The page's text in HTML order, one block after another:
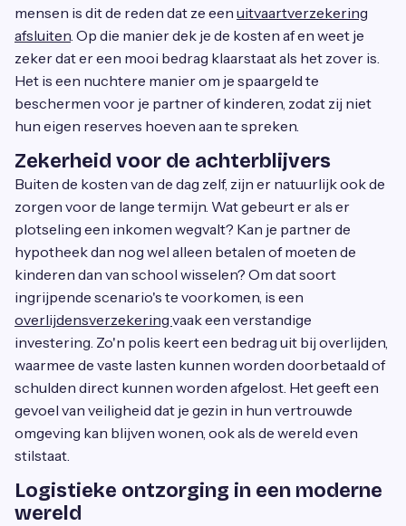
mensen is dit de reden dat ze een uitvaartverzekering
afsluiten. Op die manier dek je de kosten af en weet je
zeker dat er een mooi bedrag klaarstaat als het zover is.
Het is een nuchtere manier om je spaargeld te
beschermen voor je partner of kinderen, zodat zij niet
hun eigen reserves hoeven aan te spreken.
Zekerheid voor de achterblijvers
Buiten de kosten van de dag zelf, zijn er natuurlijk ook de
zorgen voor de lange termijn. Wat gebeurt er als er
plotseling een inkomen wegvalt? Kan je partner de
hypotheek dan nog wel alleen betalen of moeten de
kinderen dan van school wisselen? Om dat soort
ingrijpende scenario's te voorkomen, is een
overlijdensverzekering vaak een verstandige
investering. Zo'n polis keert een bedrag uit bij overlijden,
waarmee de vaste lasten kunnen worden doorbetaald of
schulden direct kunnen worden afgelost. Het geeft een
gevoel van veiligheid dat je gezin in hun vertrouwde
omgeving kan blijven wonen, ook als de wereld even
stilstaat.
Logistieke ontzorging in een moderne
wereld